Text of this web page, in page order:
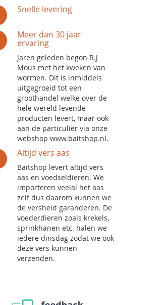
Snelle levering
Meer dan 30 jaar
ervaring
Jaren geleden begon R.J
Mous met het kweken van
wormen. Dit is inmiddels
uitgegroeid tot een
groothandel welke over de
hele wereld levende
producten levert, maar ook
aan de particulier via onze
webshop www.baitshop.nl.
Altijd vers aas
Baitshop levert altijd vers
aas en voedseldieren. We
importeren veelal het aas
zelf dus daarom kunnen we
de versheid garanderen. De
voederdieren zoals krekels,
sprinkhanen etc. halen we
iedere dinsdag zodat we ook
deze vers kunnen
verzenden.